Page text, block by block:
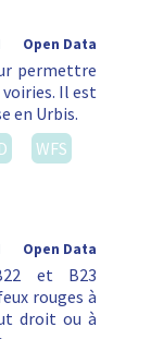
Open Data
permettre
Il est
en Urbis.
WFS
Open Data
et B23
rouges à
droit ou à